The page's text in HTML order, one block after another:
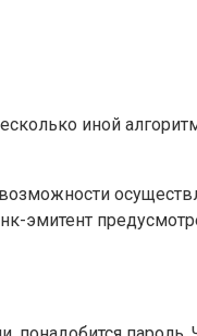
иной
эмитент